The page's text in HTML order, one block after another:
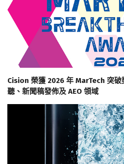
Cision 榮獲 2026 年 MarTech 突
聽、新聞稿發佈及 AEO 領域